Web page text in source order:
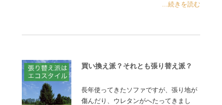
...続きを読む
買い換え派？それとも張り替え派？
長年使ってきたソファですが、張り地が
傷んだり、ウレタンがへたってきまし